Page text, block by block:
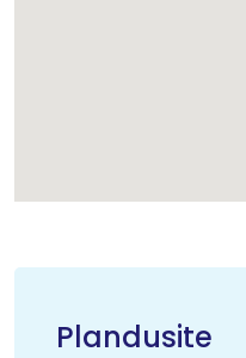
Plandusite